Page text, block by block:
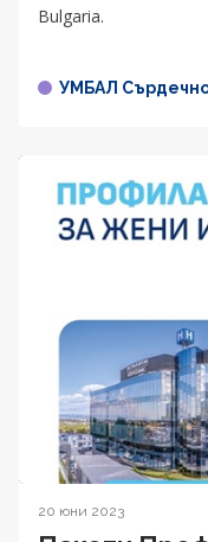
Bulgaria.
УМБАЛ
20 юни 2023